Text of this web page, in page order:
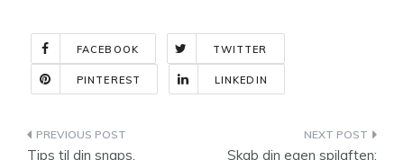
FACEBOOK TWITTER
PINTEREST LINKEDIN
Indlægsnavigation
Tips til din snaps.
Skab din egen spilaften: